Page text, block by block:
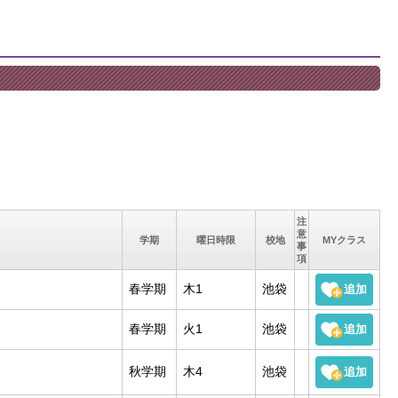
学期 曜日時限 校地
注
意
事
項
MYクラス
春学期 木1 池袋
春学期 火1 池袋
秋学期 木4 池袋